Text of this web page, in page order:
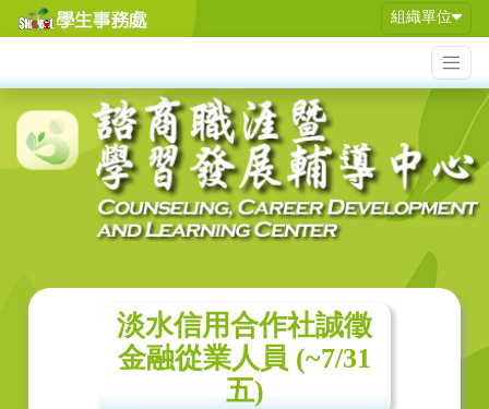
組織單位
淡水信用合作社誠徵
金融從業人員 (~7/31
五)